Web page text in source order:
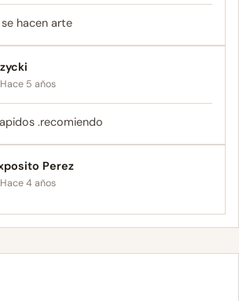
hacen arte
Hace 5 años
.recomiendo
Perez
Hace 4 años